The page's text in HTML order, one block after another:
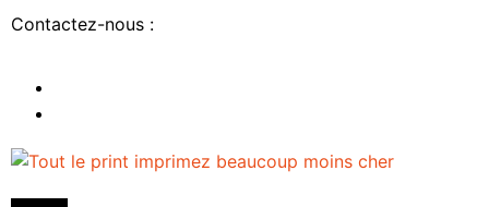
Contactez-nous :